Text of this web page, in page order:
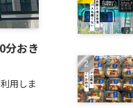
分おき
用しま